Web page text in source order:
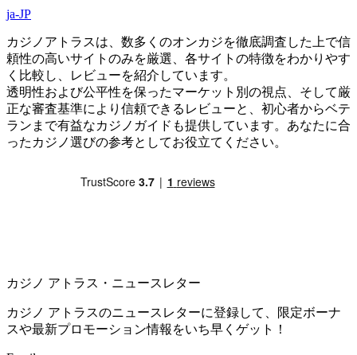
ja-JP
カジノアトラスは、数多くのオンカジを徹底調査した上で信
頼性の高いサイトのみを厳選、各サイトの特徴をわかりやす
く比較し、レビューを紹介しています。
透明性および公平性を保ったマーケット別の視点、そして厳
正な審査基準により信頼できるレビューと、初心者からベテ
ランまで有益なカジノガイドも提供しています。あなたに合
ったカジノ選びの参考としてお役立てください。
カジノ アトラス・ニュースレター
カジノ アトラスのニュースレターに登録して、限定ボーナ
スや最新プロモーション情報をいち早くゲット！